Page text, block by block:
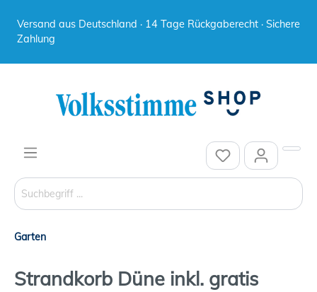
Versand aus Deutschland · 14 Tage Rückgaberecht · Sichere
Zahlung
Garten
Strandkorb Düne inkl. gratis